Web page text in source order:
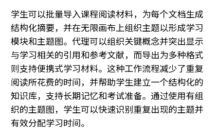
学生可以批量导入课程阅读材料，为每个文档生成
结构化摘要，并在无限画布上组织主题以形成学习
模块和主题图。代理可以组织关键概念并突出显示
与学习相关的引用和参考文献，而导出为多种格式
则支持便携式学习材料。这种工作流程减少了重复
阅读所花费的时间，并帮助学生建立一个结构化的
知识库，支持长期记忆和考试准备。通过使用有组
织的主题图，学生可以快速识别重复出现的主题并
有效分配学习时间。